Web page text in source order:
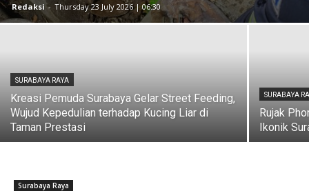
Redaksi - Thursday 23 July 2026 | 06:30
SURABAYA RAYA
Kreasi Pemuda Surabaya Gelar Street Feeding,
Wujud Kepedulian terhadap Kucing Liar di
Taman Prestasi
SURABAYA
Rujak
Ikonik
Surabaya Raya